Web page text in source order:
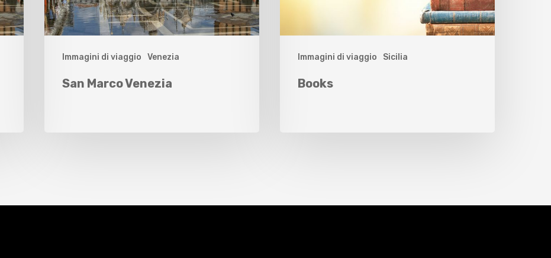
Immagini di viaggio Venezia
San Marco Venezia
Immagini di viaggio Sicilia
Books